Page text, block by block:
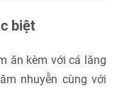
biệt
ăn kèm với cá lăng
nhuyễn cùng với